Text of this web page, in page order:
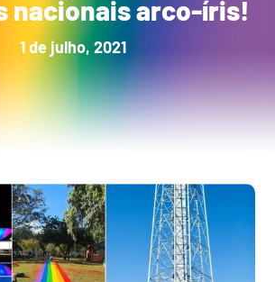
nacionais arco-íris!
1 de julho, 2021